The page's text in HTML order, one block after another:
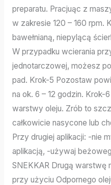
preparatu. Pracjuąc z
w zakresie 120 – 160 rpm.
bawełnianą, niepylącą
W przypadku wcierania
jednotarczowej, możesz
pad. Krok-5 Pozostaw
na ok. 6 – 12 godzin. Krok-
warstwy oleju. Zrób to
całkowicie nasycone lub
Przy drugiej aplikacji: -nie
aplikacją, -używaj
SNEKKAR Drugą
przy użyciu Odpornego